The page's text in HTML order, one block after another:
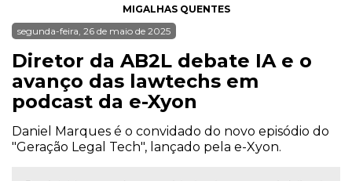
MIGALHAS QUENTES
segunda-feira, 26 de maio de 2025
Diretor da AB2L debate IA e o
avanço das lawtechs em
podcast da e-Xyon
Daniel Marques é o convidado do novo episódio do
"Geração Legal Tech", lançado pela e-Xyon.